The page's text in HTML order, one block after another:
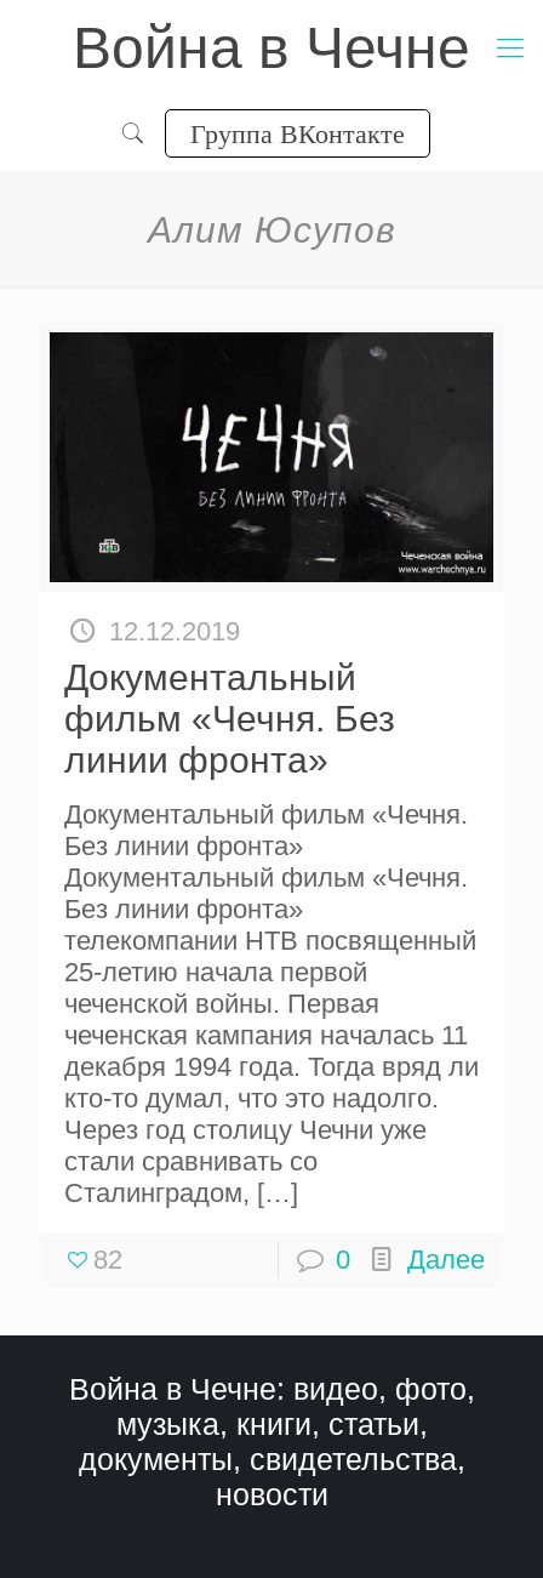
Война в Чечне
Группа ВКонтакте
Алим Юсупов
12.12.2019
Документальный
фильм «Чечня. Без
линии фронта»
Документальный фильм «Чечня.
Без линии фронта»
Документальный фильм «Чечня.
Без линии фронта»
телекомпании НТВ посвященный
25-летию начала первой
чеченской войны. Первая
чеченская кампания началась 11
декабря 1994 года. Тогда вряд ли
кто-то думал, что это надолго.
Через год столицу Чечни уже
стали сравнивать со
Сталинградом, […]
82 0 Далее
Война в Чечне: видео, фото,
музыка, книги, статьи,
документы, свидетельства,
новости